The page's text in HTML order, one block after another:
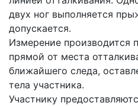
двух ног выполняется
допускается.
Измерение производится
прямой от места
ближайшего следа,
тела участника.
Участнику